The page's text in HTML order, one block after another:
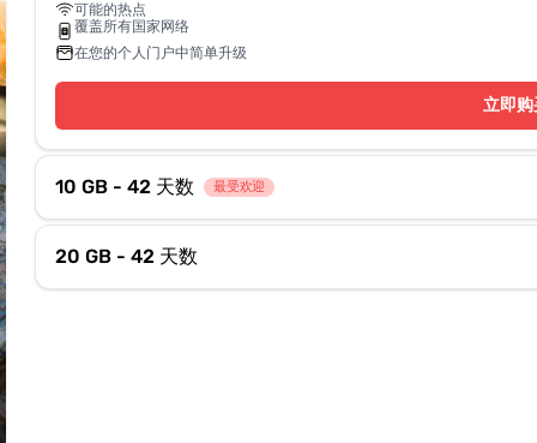
可能的热点
覆盖所有国家网络
在您的个人门户中简单升级
立即购
10 GB - 42 天数 最受欢迎
20 GB - 42 天数